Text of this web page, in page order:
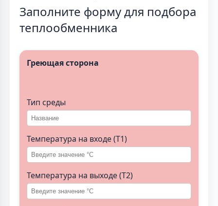
Заполните форму для подбора
теплообменника
Греющая сторона
Тип среды
Температура на входе (T1)
Температура на выходе (T2)